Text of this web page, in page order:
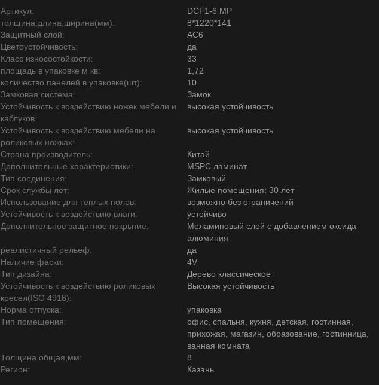
Артикул:
DCF1-6 MР
толщина,длина,ширина(мм):
8*1220*141
Защитный слой:
AC6
Цветоустойчивость:
да
Класс износостойкости:
33
площадь в упаковке м кв:
1,72
количество панелей в упаковке(шт):
10
Замковая система:
Замок
Устойчивость к воздействию ножек мебели и
каблуков:
высокая устойчивость
Устойчивость к воздействию мебели на
роликовых ножках:
высокая устойчивость
Страна производитель:
Китай
Дополнительные характеристики:
MSPC ламинат
Тип соединения:
Замковый
Срок службы лет:
Жилые помещения: 30 лет
Использование для теплых полов:
возможно без ограничений
Устойчивость к воздействию влаги:
устойчиво
Дополнительное защитное покрытие:
Меламиновый слой с добавлением оксида
алюминия
реалистичный рельеф:
да
Наличие фаски:
4V
Тип дизайна:
Дерево классическое
Устойчивость к воздействию роликовых
кресел(ISO 4918):
Высокая устойчивость
Норма отпуска:
упаковка
Тип помещения:
офис, спальня, кухня, детская, гостинная,
прихожая, магазин, образование, гостинница,
ванная комната
Толщина общая,мм:
8
Регион:
Казань